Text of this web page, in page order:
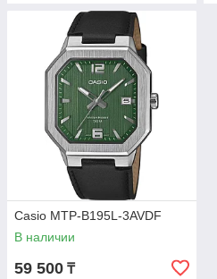
Casio MTP-B195L-3AVDF
В наличии
59 500 ₸